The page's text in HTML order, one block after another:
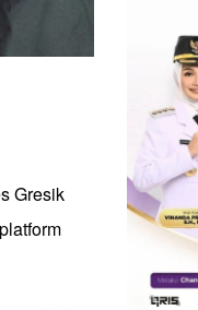
Gresik